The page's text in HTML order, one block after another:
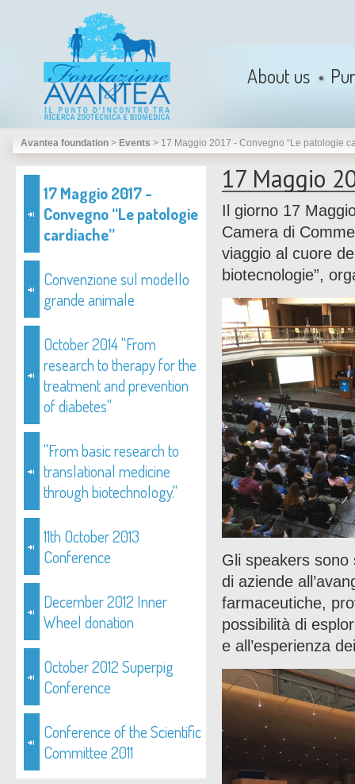
About us
Avantea foundation > Events > 17 Maggio 2017 - Convegno “Le patologie
17 Maggio 2017 -
Convegno “Le patologie
cardiache”
Convenzione sul modello
grande animale
October 2014 "From
research to therapy for the
treatment and prevention
of diabetes"
"From basic research to
translational medicine
through biotechnology."
11th October 2013
Conference
December 2012 Inner
Wheel donation
October 2012 Superpig
Conference
Conference of the Scientific
Committee 2011
17 Maggio
Il giorno 17
Camera di
viaggio al cuore
biotecnologie”,
Gli speakers
di aziende
farmaceutiche,
possibilità di
e all’esperienza